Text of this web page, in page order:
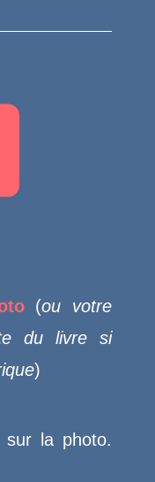
(ou votre
du livre si
)
sur la photo.